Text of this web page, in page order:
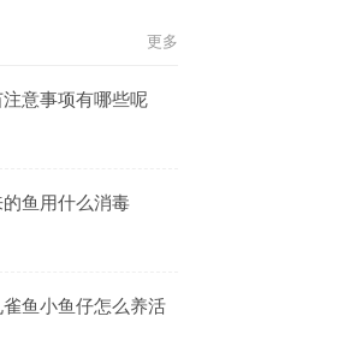
更多
意事项有哪些呢
鱼用什么消毒
鱼小鱼仔怎么养活